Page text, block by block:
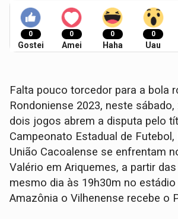
0
Gostei
0
Amei
0
Haha
0
Uau
Falta pouco torcedor para a bola
Rondoniense 2023, neste
dois jogos abrem a disputa pelo
Campeonato Estadual de
União Cacoalense se enfrentam
Valério em Ariquemes, a partir
mesmo dia às 19h30m no
Amazônia o Vilhenense recebe o